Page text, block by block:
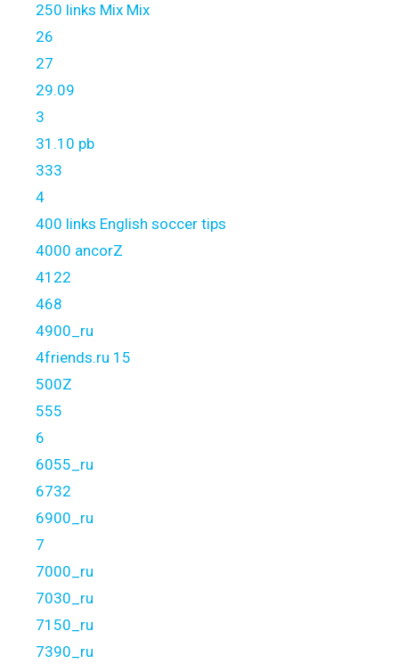
250 links Mix Mix
26
27
29.09
3
31.10 pb
333
4
400 links English soccer tips
4000 ancorZ
4122
468
4900_ru
4friends.ru 15
500Z
555
6
6055_ru
6732
6900_ru
7
7000_ru
7030_ru
7150_ru
7390_ru